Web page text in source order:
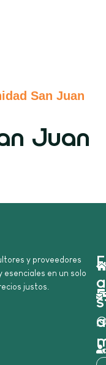
San Juan
Juan
y proveedores
esenciales en un solo
justos.
a